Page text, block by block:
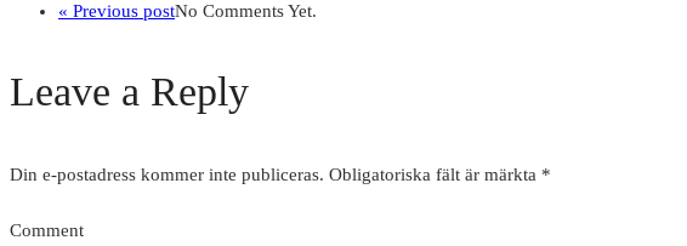
« Previous postNo Comments Yet.
Leave a Reply
Din e-postadress kommer inte publiceras. Obligatoriska fält är märkta *
Comment